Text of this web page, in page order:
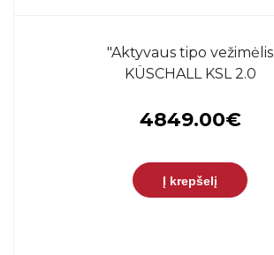
"Aktyvaus tipo vežimėlis
KÜSCHALL KSL 2.0
4849.00€
Į krepšelį